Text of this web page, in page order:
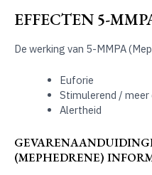
EFFECTEN 5-
De werking van 5-MMPA
Euforie
Stimulerend / meer
Alertheid
(MEPHEDRENE)